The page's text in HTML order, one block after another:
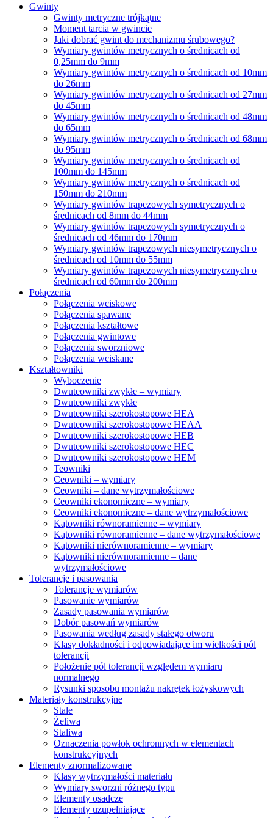
Gwinty
Gwinty metryczne trójkątne
Moment tarcia w gwincie
Jaki dobrać gwint do mechanizmu śrubowego?
Wymiary gwintów metrycznych o średnicach od
0,25mm do 9mm
Wymiary gwintów metrycznych o średnicach od 10mm
do 26mm
Wymiary gwintów metrycznych o średnicach od 27mm
do 45mm
Wymiary gwintów metrycznych o średnicach od 48mm
do 65mm
Wymiary gwintów metrycznych o średnicach od 68mm
do 95mm
Wymiary gwintów metrycznych o średnicach od
100mm do 145mm
Wymiary gwintów metrycznych o średnicach od
150mm do 210mm
Wymiary gwintów trapezowych symetrycznych o
średnicach od 8mm do 44mm
Wymiary gwintów trapezowych symetrycznych o
średnicach od 46mm do 170mm
Wymiary gwintów trapezowych niesymetrycznych o
średnicach od 10mm do 55mm
Wymiary gwintów trapezowych niesymetrycznych o
średnicach od 60mm do 200mm
Połączenia
Połączenia wciskowe
Połączenia spawane
Połączenia kształtowe
Połączenia gwintowe
Połączenia sworzniowe
Połączenia wciskane
Kształtowniki
Wyboczenie
Dwuteowniki zwykłe – wymiary
Dwuteowniki zwykłe
Dwuteowniki szerokostopowe HEA
Dwuteowniki szerokostopowe HEAA
Dwuteowniki szerokostopowe HEB
Dwuteowniki szerokostopowe HEC
Dwuteowniki szerokostopowe HEM
Teowniki
Ceowniki – wymiary
Ceowniki – dane wytrzymałościowe
Ceowniki ekonomiczne – wymiary
Ceowniki ekonomiczne – dane wytrzymałościowe
Kątowniki równoramienne – wymiary
Kątowniki równoramienne – dane wytrzymałościowe
Kątowniki nierównoramienne – wymiary
Kątowniki nierównoramienne – dane
wytrzymałościowe
Tolerancje i pasowania
Tolerancje wymiarów
Pasowanie wymiarów
Zasady pasowania wymiarów
Dobór pasowań wymiarów
Pasowania według zasady stałego otworu
Klasy dokładności i odpowiadające im wielkości pól
tolerancji
Położenie pól tolerancji względem wymiaru
normalnego
Rysunki sposobu montażu nakrętek łożyskowych
Materiały konstrukcyjne
Stale
Żeliwa
Staliwa
Oznaczenia powłok ochronnych w elementach
konstrukcyjnych
Elementy znormalizowane
Klasy wytrzymałości materiału
Wymiary sworzni różnego typu
Elementy osadcze
Elementy uzupełniające